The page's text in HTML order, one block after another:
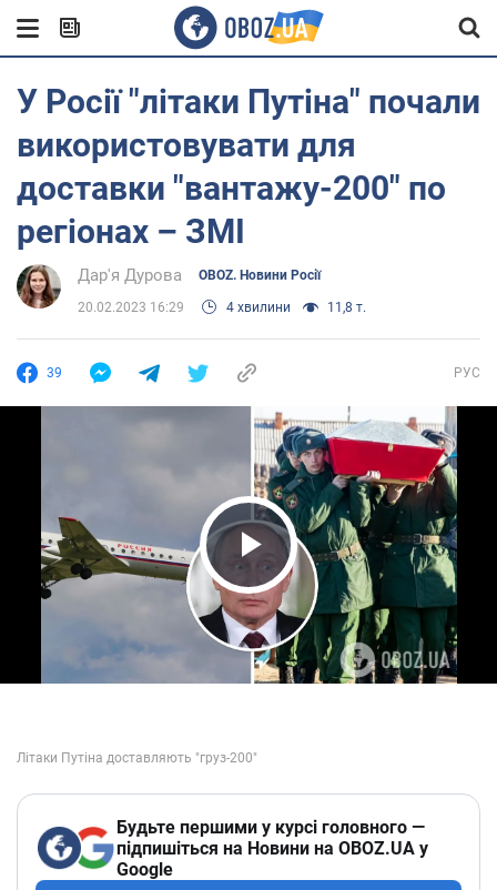
У Росії "літаки Путіна" почали
використовувати для
доставки "вантажу-200" по
регіонах – ЗМІ
Дар'я Дурова OBOZ. Новини Росії
20.02.2023 16:29 4 хвилини 11,8 т.
39 РУС
Play Video
Будьте першими у курсі головного —
підпишіться на Новини на OBOZ.UA у
Google